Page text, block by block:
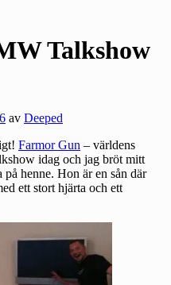
Talkshow
av Deeped
Farmor Gun – världens
idag och jag bröt mitt
på henne. Hon är en sån där
ett stort hjärta och ett